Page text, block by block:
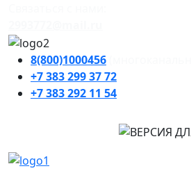
8(800)1000456
+7 383299 37 72
+7 383292 11 54